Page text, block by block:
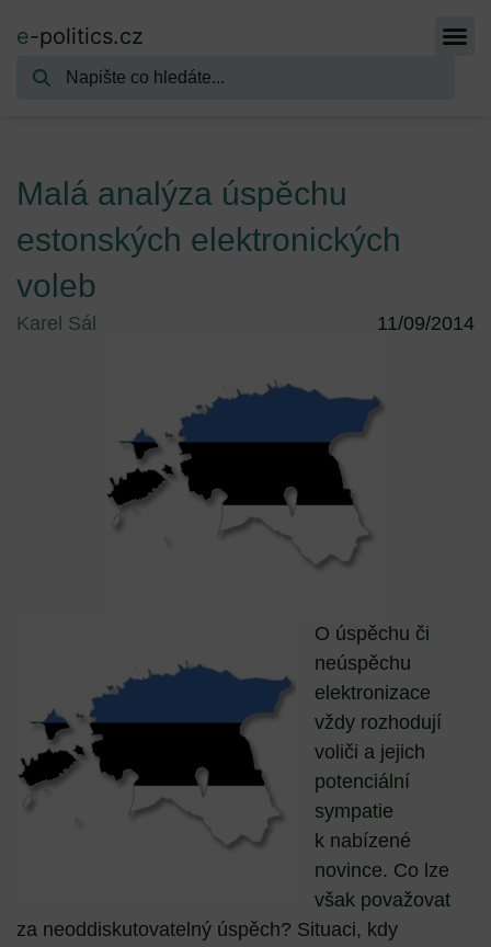
e-politics.cz
Malá analýza úspěchu
estonských elektronických
voleb
Karel Sál 11/09/2014
O úspěchu či
neúspěchu
elektronizace
vždy rozhodují
voliči a jejich
potenciální
sympatie
k nabízené
novince. Co lze
však považovat
za neoddiskutovatelný úspěch? Situaci, kdy